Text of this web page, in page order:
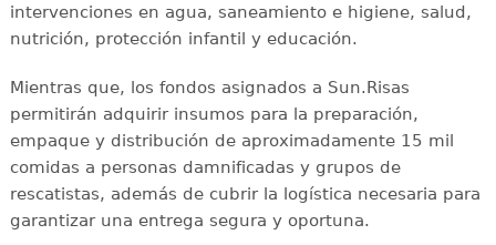
intervenciones en agua, saneamiento e higiene, salud,
nutrición, protección infantil y educación.
Mientras que, los fondos asignados a Sun.Risas
permitirán adquirir insumos para la preparación,
empaque y distribución de aproximadamente 15 mil
comidas a personas damnificadas y grupos de
rescatistas, además de cubrir la logística necesaria para
garantizar una entrega segura y oportuna.